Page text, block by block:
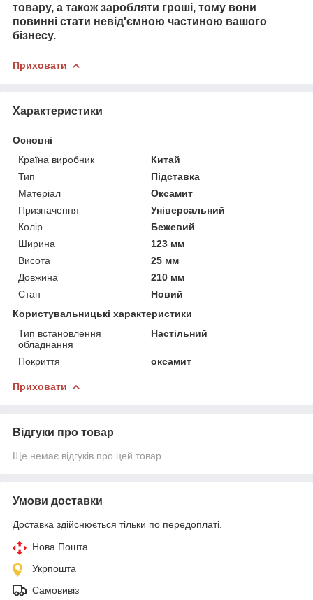
товару, а також заробляти гроші, тому вони
повинні стати невід'ємною частиною вашого
бізнесу.
Приховати
Характеристики
Основні
Країна виробник
Китай
Тип
Підставка
Матеріал
Оксамит
Призначення
Універсальний
Колір
Бежевий
Ширина
123 мм
Висота
25 мм
Довжина
210 мм
Стан
Новий
Користувальницькі характеристики
Тип встановлення
обладнання
Настільний
Покриття оксамит
Приховати
Відгуки про товар
Ще немає відгуків про цей товар
Умови доставки
Доставка здійснюється тільки по передоплаті.
Нова Пошта
Укрпошта
Самовивіз